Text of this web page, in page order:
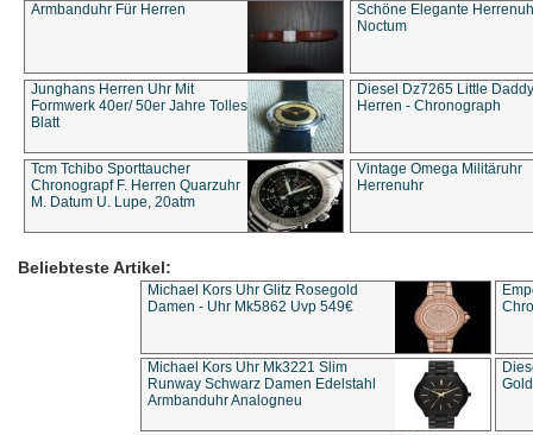
Armbanduhr Für Herren
Schöne Elegante
Noctum
Junghans Herren Uhr Mit
Formwerk 40er/ 50er Jahre Tolles
Blatt
Diesel Dz7265 Little Daddy
Herren - Chronograph
Tcm Tchibo Sporttaucher
Chronograpf F. Herren Quarzuhr
M. Datum U. Lupe, 20atm
Vintage Omega Militäruhr
Herrenuhr
Beliebteste Artikel:
Michael Kors Uhr Glitz Rosegold
Damen - Uhr Mk5862 Uvp 549€
Michael Kors Uhr Mk3221 Slim
Runway Schwarz Damen Edelstahl
Armbanduhr Analogneu